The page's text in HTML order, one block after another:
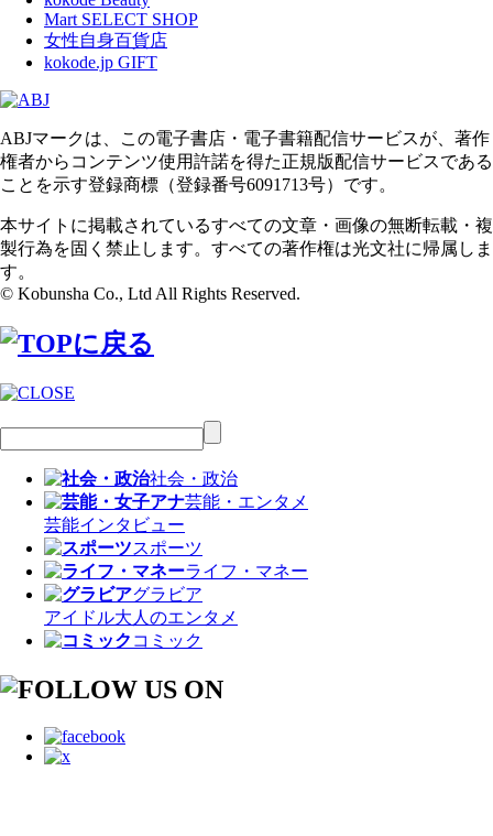
Mart SELECT SHOP
女性自身百貨店
kokode.jp GIFT
ABJマークは、この電子書店・電子書籍配信サービスが、著作
権者からコンテンツ使用許諾を得た正規版配信サービスである
ことを示す登録商標（登録番号6091713号）です。
本サイトに掲載されているすべての文章・画像の無断転載・複
製行為を固く禁止します。すべての著作権は光文社に帰属しま
す。
© Kobunsha Co., Ltd All Rights Reserved.
社会・政治
芸能・エンタメ
芸能インタビュー
スポーツ
ライフ・マネー
グラビア
アイドル大人のエンタメ
コミック